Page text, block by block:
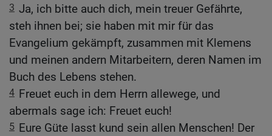
3 Ja, ich bitte auch dich, mein treuer Gefährte,
steh ihnen bei; sie haben mit mir für das
Evangelium gekämpft, zusammen mit Klemens
und meinen andern Mitarbeitern, deren Namen im
Buch des Lebens stehen.
4 Freuet euch in dem Herrn allewege, und
abermals sage ich: Freuet euch!
5 Eure Güte lasst kund sein allen Menschen! Der